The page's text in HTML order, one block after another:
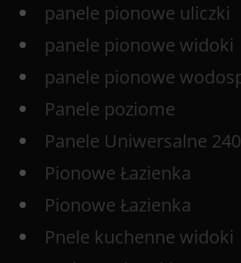
panele pionowe uliczki
panele pionowe widoki
panele pionowe
Panele poziome
Panele Uniwersalne
Pionowe Łazienka
Pionowe Łazienka
Pnele kuchenne widoki